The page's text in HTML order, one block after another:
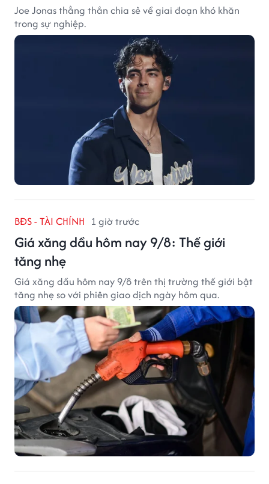
Joe Jonas thẳng thắn chia sẻ về giai đoạn khó khăn
trong sự nghiệp.
BĐS - TÀI CHÍNH 1 giờ trước
Giá xăng dầu hôm nay 9/8: Thế giới
tăng nhẹ
Giá xăng dầu hôm nay 9/8 trên thị trường thế giới bật
tăng nhẹ so với phiên giao dịch ngày hôm qua.